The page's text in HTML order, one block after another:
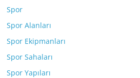
Spor
Spor Alanları
Spor Ekipmanları
Spor Sahaları
Spor Yapıları